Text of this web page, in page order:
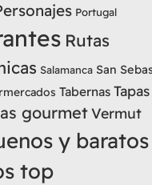
Portugal
Rutas
Salamanca San
Tabernas Tapas
gourmetVermut
y baratos
top